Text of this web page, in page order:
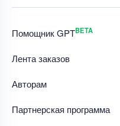
Помощник GPTBETA
Лента заказов
Авторам
Партнерская программа